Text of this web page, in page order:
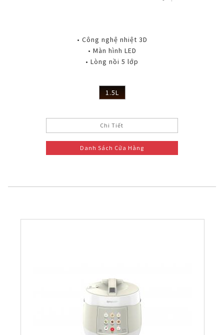
• Công nghệ nhiệt 3D
• Màn hình LED
• Lòng nồi 5 lớp
1.5L
Chi Tiết
Danh Sách Cửa Hàng